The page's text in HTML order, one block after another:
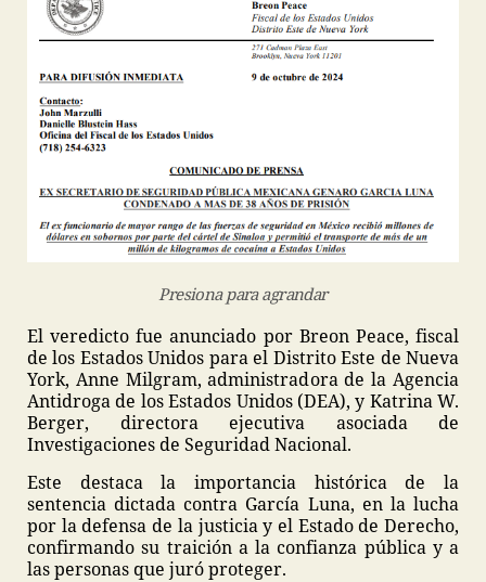
Presiona para agrandar
El veredicto fue anunciado por Breon Peace, fiscal
de los Estados Unidos para el Distrito Este de Nueva
York, Anne Milgram, administradora de la Agencia
Antidroga de los Estados Unidos (DEA), y Katrina W.
Berger, directora ejecutiva asociada de
Investigaciones de Seguridad Nacional.
Este destaca la importancia histórica de la
sentencia dictada contra García Luna, en la lucha
por la defensa de la justicia y el Estado de Derecho,
confirmando su traición a la confianza pública y a
las personas que juró proteger.